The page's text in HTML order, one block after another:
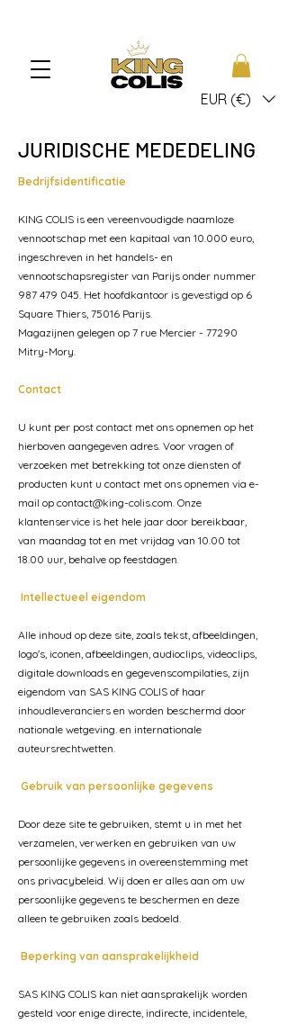
EUR (€)
JURIDISCHE MEDEDELING
Bedrijfsidentificatie
KING COLIS is een vereenvoudigde naamloze
vennootschap met een kapitaal van 10.000 euro,
ingeschreven in het handels- en
vennootschapsregister van Parijs onder nummer
987 479 045. Het hoofdkantoor is gevestigd op 6
Square Thiers, 75016 Parijs.
Magazijnen gelegen op 7 rue Mercier - 77290
Mitry-Mory.
Contact
U kunt per post contact met ons opnemen op het
hierboven aangegeven adres. Voor vragen of
verzoeken met betrekking tot onze diensten of
producten kunt u contact met ons opnemen via e-
mail op contact@king-colis.com. Onze
klantenservice is het hele jaar door bereikbaar,
van maandag tot en met vrijdag van 10.00 tot
18.00 uur, behalve op feestdagen.
Intellectueel eigendom
Alle inhoud op deze site, zoals tekst, afbeeldingen,
logo's, iconen, afbeeldingen, audioclips, videoclips,
digitale downloads en gegevenscompilaties, zijn
eigendom van SAS KING COLIS of haar
inhoudleveranciers en worden beschermd door
nationale wetgeving. en internationale
auteursrechtwetten.
Gebruik van persoonlijke gegevens
Door deze site te gebruiken, stemt u in met het
verzamelen, verwerken en gebruiken van uw
persoonlijke gegevens in overeenstemming met
ons privacybeleid. Wij doen er alles aan om uw
persoonlijke gegevens te beschermen en deze
alleen te gebruiken zoals bedoeld.
Beperking van aansprakelijkheid
SAS KING COLIS kan niet aansprakelijk worden
gesteld voor enige directe, indirecte, incidentele,